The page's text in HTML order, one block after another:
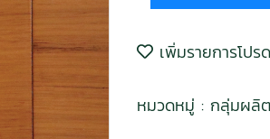
เพิ่มรายการโปรด
หมวดหมู่ : กลุ่มผลิ